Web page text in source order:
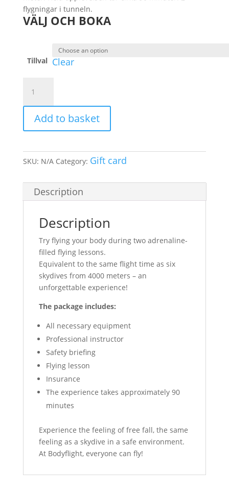
flygningar i tunneln.
VÄLJ OCH BOKA
Tillval Clear
Card
double
flight
time
one
quantity
Add to basket
SKU: N/A Category: Gift card
Description
Description
Try flying your body during two adrenaline-
filled flying lessons.
Equivalent to the same flight time as six
skydives from 4000 meters – an
unforgettable experience!
The package includes:
All necessary equipment
Professional instructor
Safety briefing
Flying lesson
Insurance
The experience takes approximately 90
minutes
Experience the feeling of free fall, the same
feeling as a skydive in a safe environment.
At Bodyflight, everyone can fly!